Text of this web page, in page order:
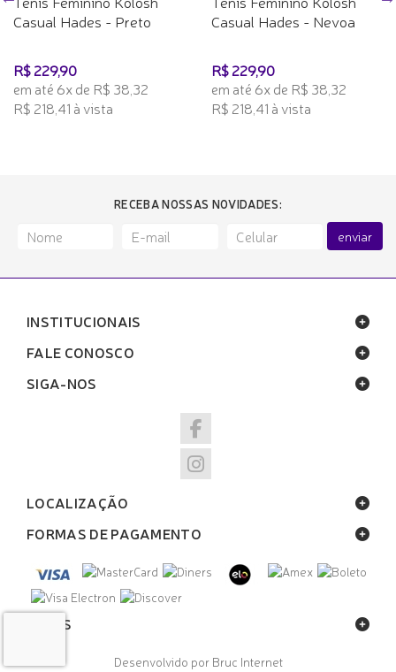
Casual Hades - Preto
R$ 229,90
em até 6x de R$ 38,32
R$ 218,41 à vista
Casual Hades - Nevoa
R$ 229,90
em até 6x de R$ 38,32
R$ 218,41 à vista
RECEBA NOSSAS NOVIDADES:
enviar
INSTITUCIONAIS
FALE CONOSCO
SIGA-NOS
LOCALIZAÇÃO
FORMAS DE PAGAMENTO
SELOS
Desenvolvido por Bruc Internet